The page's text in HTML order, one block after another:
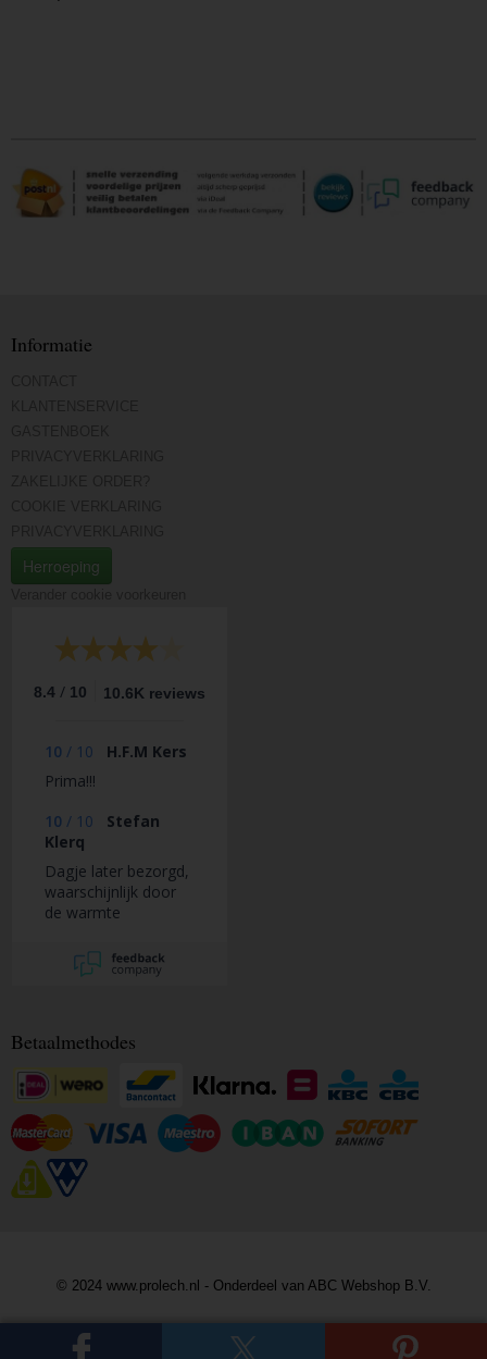
Informatie
Herroeping
8.4 / 10 10.6K reviews
10 / 10
H.F.M Kers
Prima!!!
10 / 10
Stefan
Klerq
Dagje later bezorgd,
waarschijnlijk door
de warmte
Betaalmethodes